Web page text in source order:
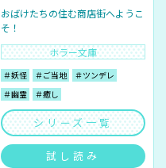
おばけたちの住む商店街へようこ
そ！
ホラー文庫
＃妖怪 ＃ご当地
＃ツンデレ
＃幽霊
＃癒し
シリーズ一覧
試し読み